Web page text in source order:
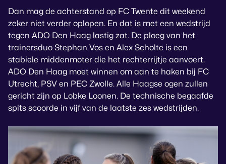
Dan mag de achterstand op FC Twente dit weekend
zeker niet verder oplopen. En dat is met een wedstrijd
tegen ADO Den Haag lastig zat. De ploeg van het
trainersduo Stephan Vos en Alex Scholte is een
stabiele middenmoter die het rechterrijtje aanvoert.
ADO Den Haag moet winnen om aan te haken bij FC
Utrecht, PSV en PEC Zwolle. Alle Haagse ogen zullen
gericht zijn op Lobke Loonen. De technische begaafde
spits scoorde in vijf van de laatste zes wedstrijden.